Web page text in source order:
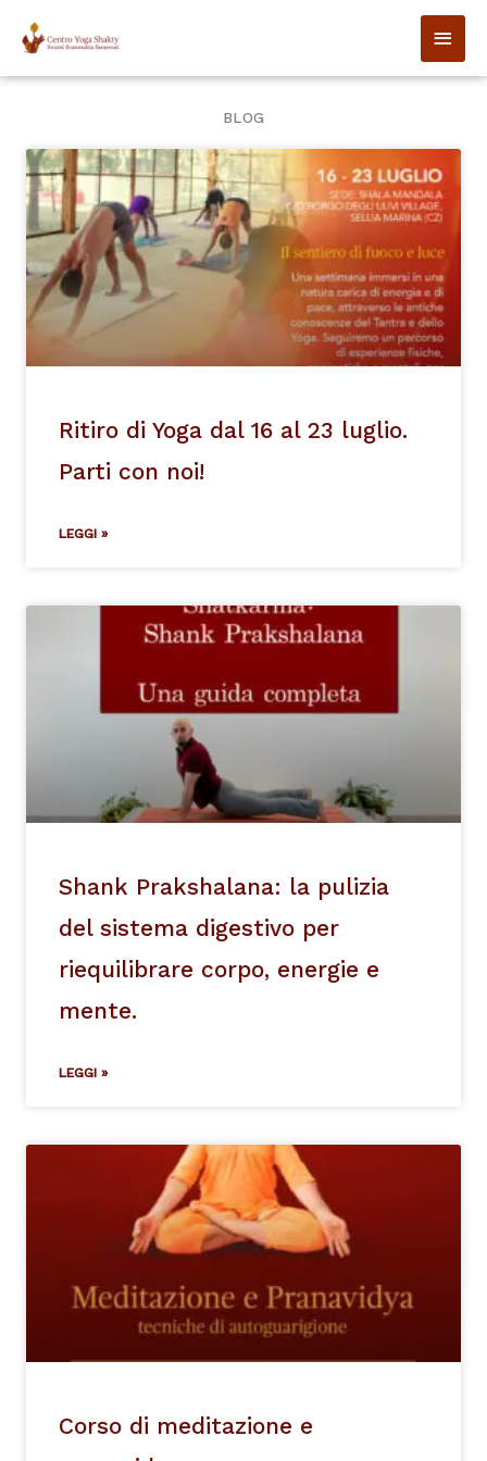
BLOG
Ritiro di Yoga dal 16 al 23 luglio.
Parti con noi!
LEGGI »
Shank Prakshalana: la pulizia
del sistema digestivo per
riequilibrare corpo, energie e
mente.
LEGGI »
Corso di meditazione e